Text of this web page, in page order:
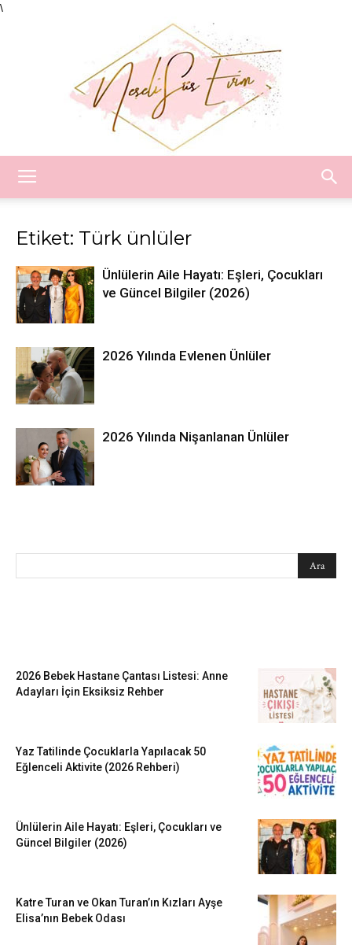
\
Etiket: Türk ünlüler
Ünlülerin Aile Hayatı: Eşleri, Çocukları
ve Güncel Bilgiler (2026)
2026 Yılında Evlenen Ünlüler
2026 Yılında Nişanlanan Ünlüler
2026 Bebek Hastane Çantası Listesi: Anne
Adayları İçin Eksiksiz Rehber
Yaz Tatilinde Çocuklarla Yapılacak 50
Eğlenceli Aktivite (2026 Rehberi)
Ünlülerin Aile Hayatı: Eşleri, Çocukları ve
Güncel Bilgiler (2026)
Katre Turan ve Okan Turan’ın Kızları Ayşe
Elisa’nın Bebek Odası